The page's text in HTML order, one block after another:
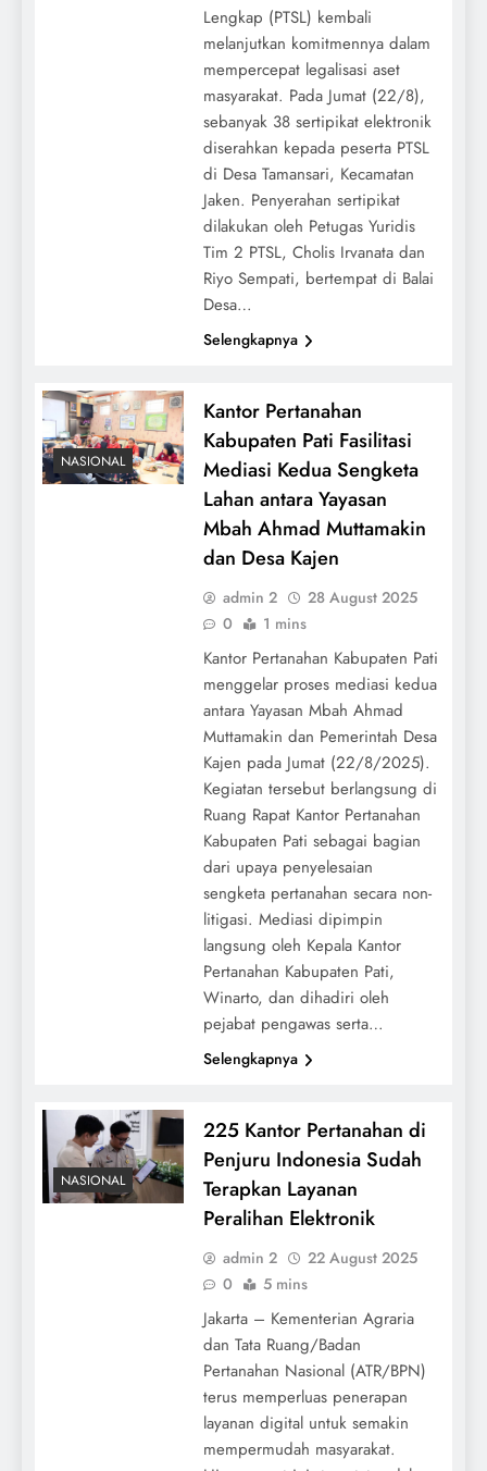
Lengkap (PTSL) kembali
melanjutkan komitmennya dalam
mempercepat legalisasi aset
masyarakat. Pada Jumat (22/8),
sebanyak 38 sertipikat elektronik
diserahkan kepada peserta PTSL
di Desa Tamansari, Kecamatan
Jaken. Penyerahan sertipikat
dilakukan oleh Petugas Yuridis
Tim 2 PTSL, Cholis Irvanata dan
Riyo Sempati, bertempat di Balai
Desa…
Selengkapnya
NASIONAL
Kantor Pertanahan
Kabupaten Pati Fasilitasi
Mediasi Kedua Sengketa
Lahan antara Yayasan
Mbah Ahmad Muttamakin
dan Desa Kajen
admin 2
28 August 2025
0
1 mins
Kantor Pertanahan Kabupaten Pati
menggelar proses mediasi kedua
antara Yayasan Mbah Ahmad
Muttamakin dan Pemerintah Desa
Kajen pada Jumat (22/8/2025).
Kegiatan tersebut berlangsung di
Ruang Rapat Kantor Pertanahan
Kabupaten Pati sebagai bagian
dari upaya penyelesaian
sengketa pertanahan secara non-
litigasi. Mediasi dipimpin
langsung oleh Kepala Kantor
Pertanahan Kabupaten Pati,
Winarto, dan dihadiri oleh
pejabat pengawas serta…
Selengkapnya
NASIONAL
225 Kantor Pertanahan di
Penjuru Indonesia Sudah
Terapkan Layanan
Peralihan Elektronik
admin 2
22 August 2025
0
5 mins
Jakarta – Kementerian Agraria
dan Tata Ruang/Badan
Pertanahan Nasional (ATR/BPN)
terus memperluas penerapan
layanan digital untuk semakin
mempermudah masyarakat.